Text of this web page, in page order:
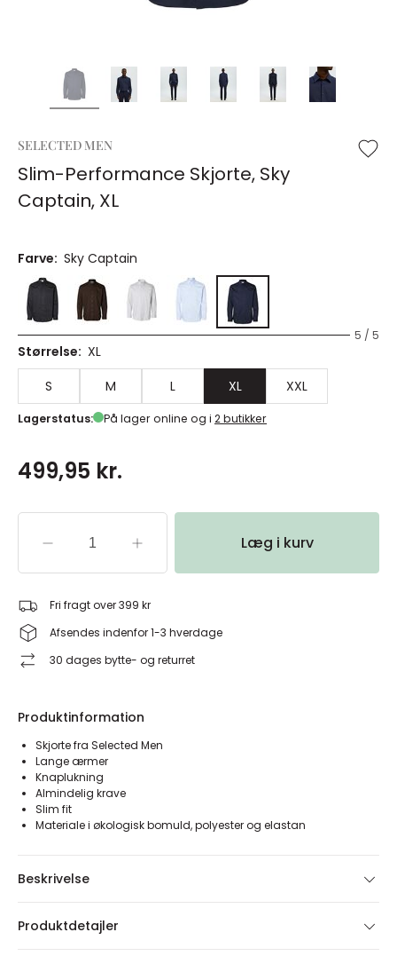
SELECTED MEN
Slim-Performance Skjorte, Sky
Captain, XL
Farve: Sky Captain
5 / 5
Størrelse: XL
S
M L XL XXL
Lagerstatus: På lager online og i 2 butikker
499,95 kr.
Læg i kurv
Fri fragt over 399 kr
Afsendes indenfor 1-3 hverdage
30 dages bytte- og returret
Produktinformation
Skjorte fra Selected Men
Lange ærmer
Knaplukning
Almindelig krave
Slim fit
Materiale i økologisk bomuld, polyester og elastan
Beskrivelse
Produktdetajler